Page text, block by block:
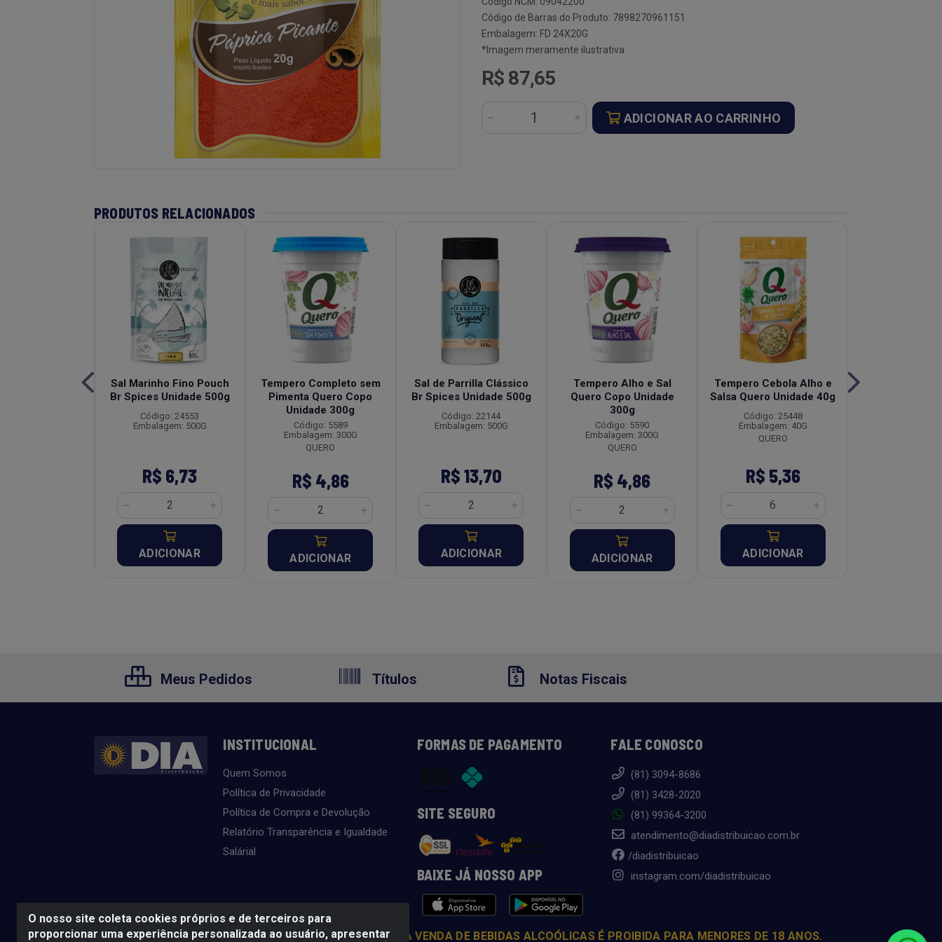
Código de Barras do Produto: 7898270961151
Embalagem: FD 24X20G
*Imagem meramente ilustrativa
R$ 87,65
ADICIONAR AO CARRINHO
PRODUTOS RELACIONADOS
Sal Marinho Fino Pouch
Br Spices Unidade 500g
Código: 24553
Embalagem: 500G
R$ 6,73
ADICIONAR
Tempero Completo sem
Pimenta Quero Copo
Unidade 300g
Código: 5589
Embalagem: 300G
QUERO
R$ 4,86
ADICIONAR
Sal de Parrilla Clássico
Br Spices Unidade 500g
Código: 22144
Embalagem: 500G
R$ 13,70
ADICIONAR
Tempero Alho e Sal
Quero Copo Unidade
300g
Código: 5590
Embalagem: 300G
QUERO
R$ 4,86
ADICIONAR
Tempero Cebola Alho e
Salsa Quero Unidade 40g
Código: 25448
Embalagem: 40G
QUERO
R$ 5,36
ADICIONAR
O nosso site coleta cookies próprios e de terceiros para
proporcionar uma experiência personalizada ao usuário, apresentar
Meus Pedidos Títulos Notas Fiscais
INSTITUCIONAL
Quem Somos
Política de Privacidade
Política de Compra e Devolução
Relatório Transparência e Igualdade
Salárial
FORMAS DE PAGAMENTO
SITE SEGURO
BAIXE JÁ NOSSO APP
FALE CONOSCO
(81) 3094-8686
(81) 3428-2020
(81) 99364-3200
atendimento@diadistribuicao.com.br
/diadistribuicao
instagram.com/diadistribuicao
SE BEBER, NÃO DIRIJA. APRECIE COM MODERAÇÃO. A VENDA DE BEBIDAS ALCOÓLICAS É PROIBIDA PARA MENORES DE 18 ANOS.